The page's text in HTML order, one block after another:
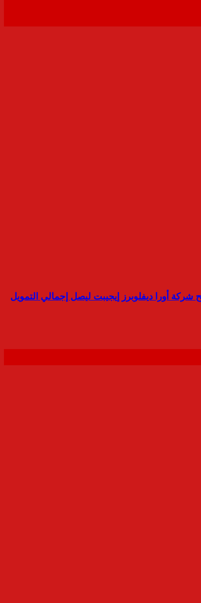
بنك مصر لترتيب تمويل مشترك إضافي بقيمة 4 مليارات جنيه لصالح شركة أورا ديفلوبرز إيجيبت ليصل إجمالي التمويل